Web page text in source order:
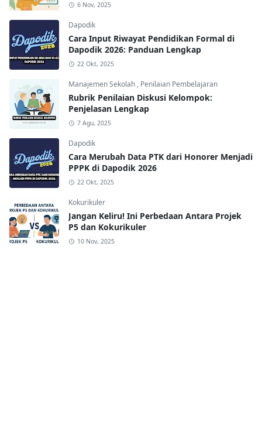
6 Nov, 2025
Dapodik
Cara Input Riwayat Pendidikan Formal di
Dapodik 2026: Panduan Lengkap
22 Okt, 2025
Manajemen Sekolah , Penilaian Pembelajaran
Rubrik Penilaian Diskusi Kelompok:
Penjelasan Lengkap
7 Agu, 2025
Dapodik
Cara Merubah Data PTK dari Honorer Menjadi
PPPK di Dapodik 2026
22 Okt, 2025
Kokurikuler
Jangan Keliru! Ini Perbedaan Antara Projek
P5 dan Kokurikuler
10 Nov, 2025